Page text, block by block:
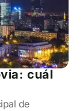
cuál
de